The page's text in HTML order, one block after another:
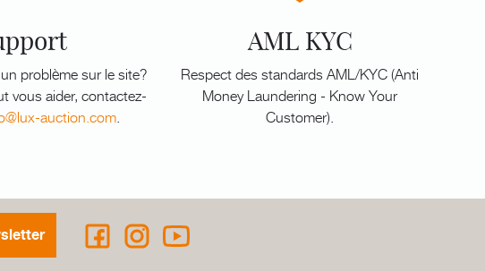
problème sur le site?
vous aider, contactez-
auction.com
AML KYC
Respect des standards AML/KYC (Anti
Money Laundering - Know Your
Customer).